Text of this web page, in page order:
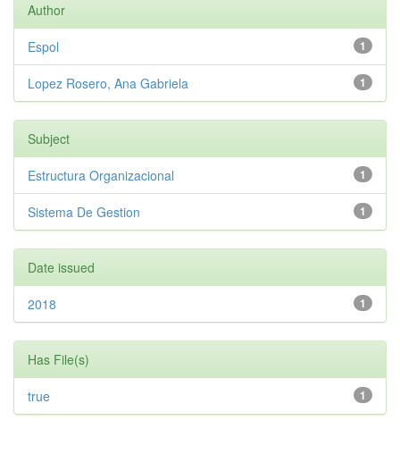
Author
1
Espol
1
Lopez Rosero, Ana Gabriela
Subject
1
Estructura Organizacional
1
Sistema De Gestion
Date issued
1
2018
Has File(s)
1
true